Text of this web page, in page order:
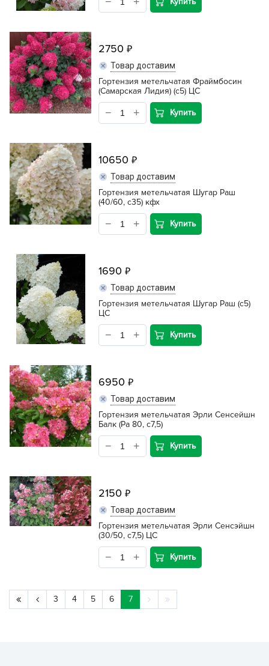
2750
Товар доставим
Гортензия метельчатая Фраймбосин
(Самарская Лидия) (с5) ЦС
Купить
10650
Товар доставим
Гортензия метельчатая Шугар Раш
(40/60, c35) кфх
Купить
1690
Товар доставим
Гортензия метельчатая Шугар Раш (c5)
ЦС
Купить
6950
Товар доставим
Гортензия метельчатая Эрли Сенсейшн
Балк (Ра 80, с7,5)
Купить
2150
Товар доставим
Гортензия метельчатая Эрли Сенсэйшн
(30/50, c7,5) ЦС
Купить
3 4 5 6 7